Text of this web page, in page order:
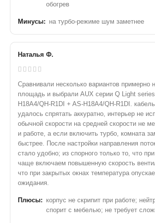
обогрев
Минусы: на турбо-режиме шум заметнее
Наталья Ф.
Сравнивали несколько вариантов примерно
площадь и выбрали AUX серии Q Light
H18A4/QH-R1DI + AS-H18A4/QH-R1DI.
удалось спрятать аккуратно, интерьер не
обычной скорости на средней скорости не
и работе, а если включить турбо, комната
быстрее. После настройки направления
стало удобно; из спорного только то, что
чаще включаем повышенную скорость
что при закрытых окнах температура
ожидания.
Плюсы: корпус не скрипит при работе;
спорит с мебелью; не требует